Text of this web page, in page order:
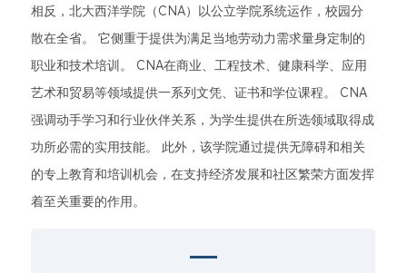
相反，北大西洋学院（CNA）以公立学院系统运作，校园分
散在全省。 它侧重于提供为满足当地劳动力需求量身定制的
职业和技术培训。 CNA在商业、工程技术、健康科学、应用
艺术和贸易等领域提供一系列文凭、证书和学位课程。 CNA
强调动手学习和行业伙伴关系，为学生提供在所选领域取得成
功所必需的实用技能。 此外，该学院通过提供无障碍和相关
的专上教育和培训机会，在支持经济发展和社区繁荣方面发挥
着至关重要的作用。